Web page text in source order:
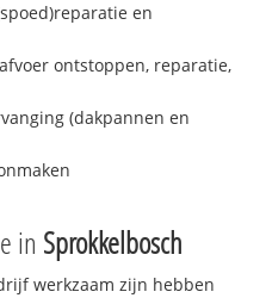
en
ontstoppen, reparatie,
(dakpannen en
in Sprokkelbosch
werkzaam zijn hebben